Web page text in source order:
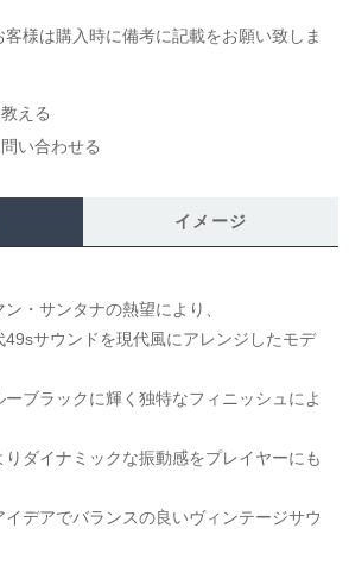
様は購入時に備考に記載をお願い致しま
える
い合わせる
イメージ
・サンタナの熱望により、
サウンドを現代風にアレンジしたモデ
ブラックに輝く独特なフィニッシュによ
ダイナミックな振動感をプレイヤーにも
デアでバランスの良いヴィンテージサウ